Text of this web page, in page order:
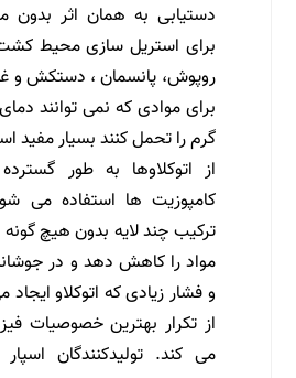
دستیابی به همان اثر
برای استریل سازی محیط
روپوش، پانسمان ، دستکش و
برای موادی که نمی توانند
گرم را تحمل کنند بسیار مفید
از اتوکلاوها به طور
کامپوزیت ها استفاده می
ترکیب چند لایه بدون هیچ
مواد را کاهش دهد و در
و فشار زیادی که اتوکلاو ایجاد
از تکرار بهترین خصوصیات
می کند. تولیدکنندگان